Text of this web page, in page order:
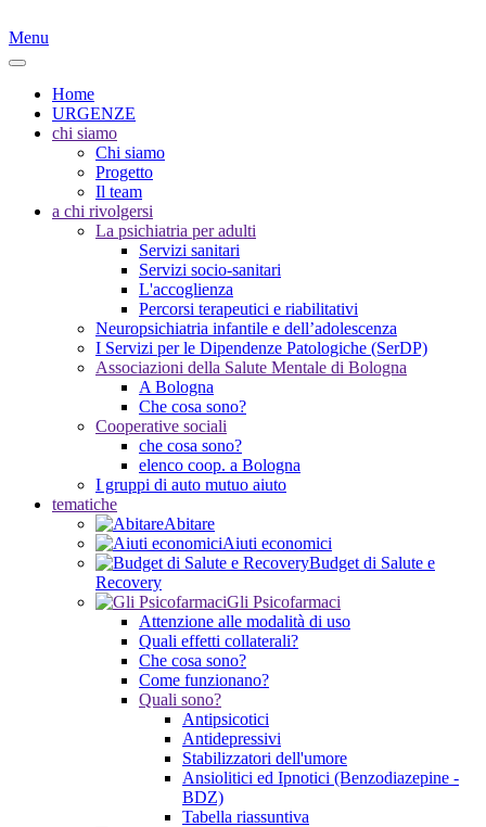
Menu
Home
URGENZE
chi siamo
Chi siamo
Progetto
Il team
a chi rivolgersi
La psichiatria per adulti
Servizi sanitari
Servizi socio-sanitari
L'accoglienza
Percorsi terapeutici e riabilitativi
Neuropsichiatria infantile e dell’adolescenza
I Servizi per le Dipendenze Patologiche (SerDP)
Associazioni della Salute Mentale di Bologna
A Bologna
Che cosa sono?
Cooperative sociali
che cosa sono?
elenco coop. a Bologna
I gruppi di auto mutuo aiuto
tematiche
Abitare
Aiuti economici
Budget di Salute e
Recovery
Gli Psicofarmaci
Attenzione alle modalità di uso
Quali effetti collaterali?
Che cosa sono?
Come funzionano?
Quali sono?
Antipsicotici
Antidepressivi
Stabilizzatori dell'umore
Ansiolitici ed Ipnotici (Benzodiazepine -
BDZ)
Tabella riassuntiva